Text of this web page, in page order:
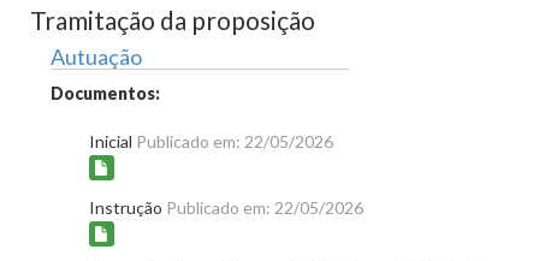
Tramitação da proposição
Autuação
Documentos:
Inicial Publicado em: 22/05/2026
Instrução Publicado em: 22/05/2026